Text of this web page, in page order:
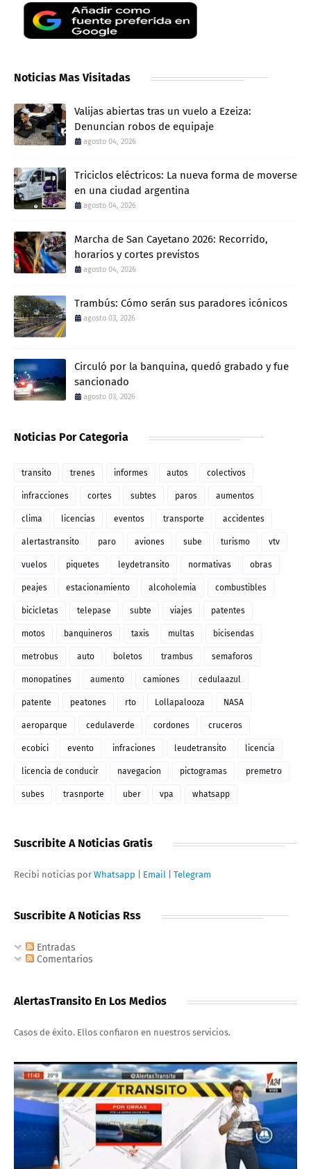
Noticias Mas Visitadas
Valijas abiertas tras un vuelo a Ezeiza:
Denuncian robos de equipaje
agosto 04, 2026
Triciclos eléctricos: La nueva forma de moverse
en una ciudad argentina
agosto 04, 2026
Marcha de San Cayetano 2026: Recorrido,
horarios y cortes previstos
agosto 04, 2026
Trambús: Cómo serán sus paradores icónicos
agosto 03, 2026
Circuló por la banquina, quedó grabado y fue
sancionado
agosto 03, 2026
Noticias Por Categoria
transito trenes informes autos colectivos
infracciones cortes subtes paros aumentos
clima licencias eventos transporte accidentes
alertastransito paro aviones sube turismo vtv
vuelos piquetes leydetransito normativas obras
peajes estacionamiento alcoholemia combustibles
bicicletas telepase subte viajes patentes
motos banquineros taxis multas bicisendas
metrobus auto boletos trambus semaforos
monopatines aumento camiones cedulaazul
patente peatones rto Lollapalooza NASA
aeroparque cedulaverde cordones cruceros
ecobici evento infraciones leudetransito licencia
licencia de conducir navegacion pictogramas premetro
subes trasnporte uber vpa whatsapp
Suscribite A Noticias Gratis
Recibi noticias por Whatsapp Email Telegram
Suscribite A Noticias Rss
Entradas
Comentarios
AlertasTransito En Los Medios
Casos de éxito. Ellos confiaron en nuestros servicios.